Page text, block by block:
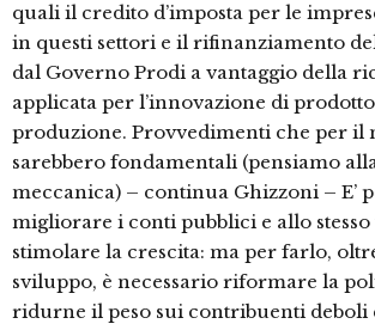
quali il credito d’imposta per le
in questi settori e il rifinanziamento
dal Governo Prodi a vantaggio della
applicata per l’innovazione di
produzione. Provvedimenti che per il
sarebbero fondamentali (pensiamo
meccanica) – continua Ghizzoni – E’
migliorare i conti pubblici e allo stesso
stimolare la crescita: ma per farlo,
sviluppo, è necessario riformare la
ridurne il peso sui contribuenti deboli